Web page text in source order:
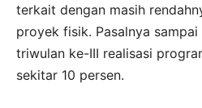
terkait dengan masih
proyek fisik. Pasalnya
triwulan ke-III realisasi
sekitar 10 persen.